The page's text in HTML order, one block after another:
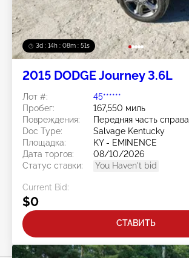
3d : 14h : 08m : 48s
2015 DODGE Journey 3.6L
Лот #:
45******
Пробег:
167,550 миль
Повреждения:
Передняя часть справа
Doc Type:
Salvage Kentucky
Площадка:
KY - EMINENCE
Дата торгов:
08/10/2026
Статус ставки:
You Haven't bid
Current Bid:
$0
СТАВИТЬ